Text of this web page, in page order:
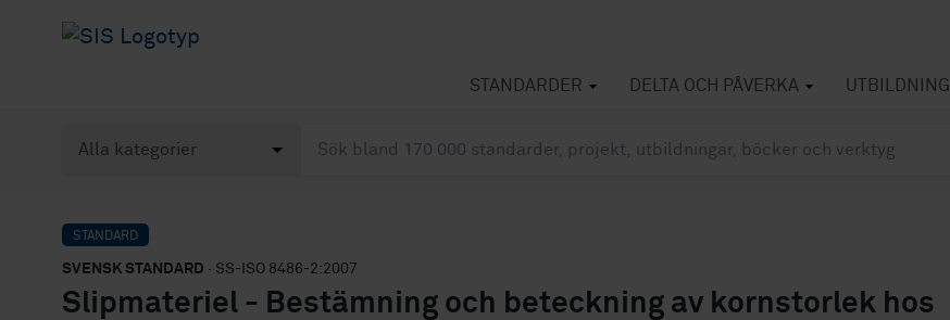
STANDARDER DELTA OCH PÅVERKA UTBILDNING
STANDARD
SVENSK STANDARD · SS-ISO 8486-2:2007
Slipmateriel - Bestämning och beteckning av kornstorlek hos